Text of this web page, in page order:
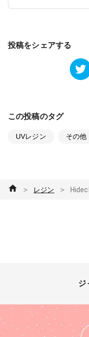
投稿をシェアする
この投稿のタグ
UVレジン その他
＞ レジン ＞
ジ